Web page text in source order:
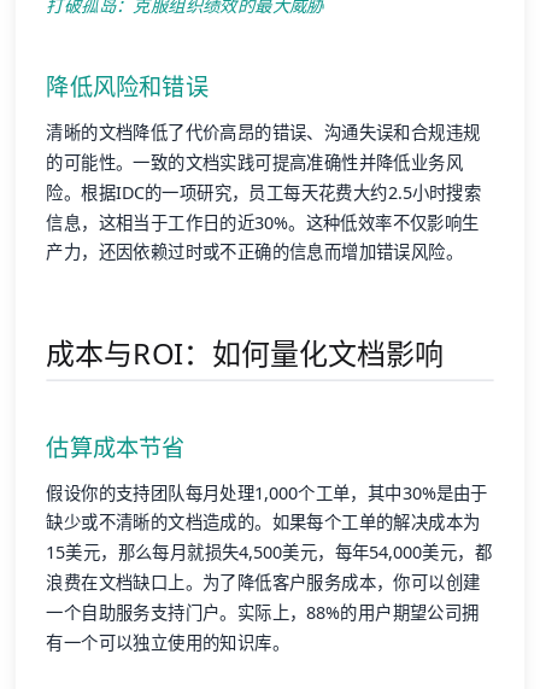
打破孤岛：克服组织绩效的最大威胁
降低风险和错误
清晰的文档降低了代价高昂的错误、沟通失误和合规违规
的可能性。一致的文档实践可提高准确性并降低业务风
险。根据IDC的一项研究，员工每天花费大约2.5小时搜索
信息，这相当于工作日的近30%。这种低效率不仅影响生
产力，还因依赖过时或不正确的信息而增加错误风险。
成本与ROI：如何量化文档影响
估算成本节省
假设你的支持团队每月处理1,000个工单，其中30%是由于
缺少或不清晰的文档造成的。如果每个工单的解决成本为
15美元，那么每月就损失4,500美元，每年54,000美元，都
浪费在文档缺口上。为了降低客户服务成本，你可以创建
一个自助服务支持门户。实际上，88%的用户期望公司拥
有一个可以独立使用的知识库。